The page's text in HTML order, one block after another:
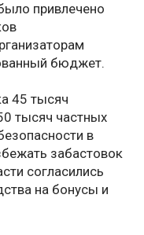
привлечено
бюджет.
45 тысяч
тысяч частных
в
забастовок
согласились
на бонусы и